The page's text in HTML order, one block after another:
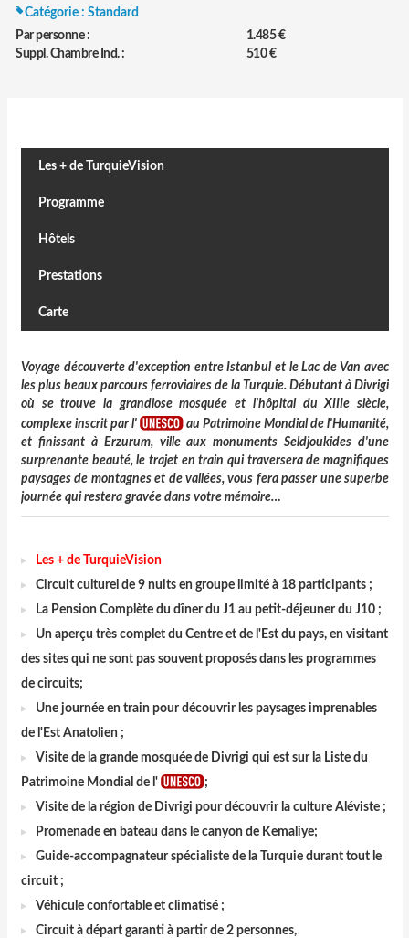
Catégorie : Standard
Par personne :
1.485 €
Suppl. Chambre Ind. :
510 €
Les + de TurquieVision
Programme
Hôtels
Prestations
Carte
Voyage découverte d'exception entre Istanbul et le Lac de Van avec
les plus beaux parcours ferroviaires de la Turquie. Débutant à Divrigi
où se trouve la grandiose mosquée et l'hôpital du XIIIe siècle,
complexe inscrit par l'
au Patrimoine Mondial de l'Humanité,
et finissant à Erzurum, ville aux monuments Seldjoukides d'une
surprenante beauté, le trajet en train qui traversera de magnifiques
paysages de montagnes et de vallées, vous fera passer une superbe
journée qui restera gravée dans votre mémoire…
Les + de TurquieVision
Circuit culturel de 9 nuits en groupe limité à 18 participants ;
La Pension Complète du dîner du J1 au petit-déjeuner du J10 ;
Un aperçu très complet du Centre et de l'Est du pays, en visitant
des sites qui ne sont pas souvent proposés dans les programmes
de circuits;
Une journée en train pour découvrir les paysages imprenables
de l'Est Anatolien ;
Visite de la grande mosquée de Divrigi qui est sur la Liste du
Patrimoine Mondial de l'
;
Visite de la région de Divrigi pour découvrir la culture Aléviste ;
Promenade en bateau dans le canyon de Kemaliye;
Guide-accompagnateur spécialiste de la Turquie durant tout le
circuit ;
Véhicule confortable et climatisé ;
Circuit à départ garanti à partir de 2 personnes,